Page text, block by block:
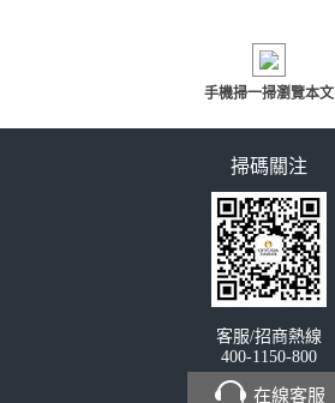
手機掃一掃瀏覽本文
掃碼關注
客服/招商熱線
400-1150-800
在線客服